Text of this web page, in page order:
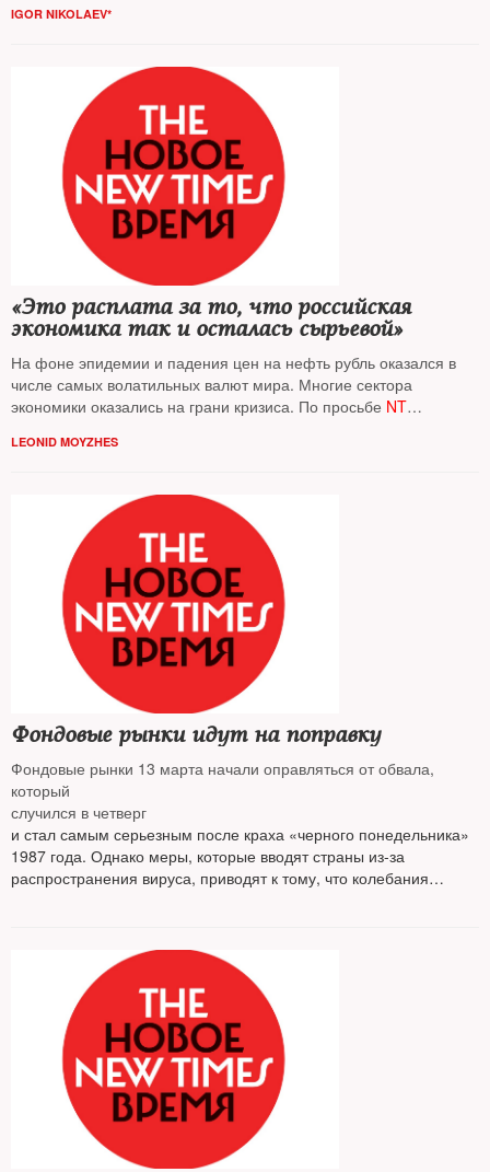
Игорь Николаев
IGOR NIKOLAEV*
«Это расплата за то, что российская
экономика так и осталась сырьевой»
На фоне эпидемии и падения цен на нефть рубль оказался в
числе самых волатильных валют мира. Многие сектора
экономики оказались на грани кризиса. По просьбе NT
действия российских властей
LEONID MOYZHES
Фондовые рынки идут на поправку
Фондовые рынки 13 марта начали оправляться от обвала,
который
случился в четверг
и стал самым серьезным после краха «черного понедельника»
1987 года. Однако меры, которые вводят страны из-за
распространения вируса, приводят к тому, что колебания